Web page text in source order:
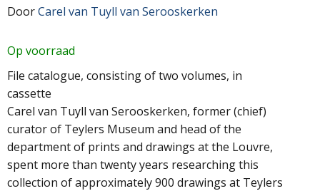
DoorCarel van Tuyll van Serooskerken
Op voorraad
File catalogue, consisting of two volumes, in
cassette
Carel van Tuyll van Serooskerken, former (chief)
curator of Teylers Museum and head of the
department of prints and drawings at the Louvre,
spent more than twenty years researching this
collection of approximately 900 drawings at Teylers